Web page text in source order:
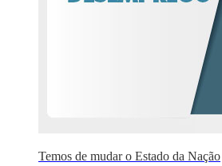
Temos de mudar o Estado da Nação